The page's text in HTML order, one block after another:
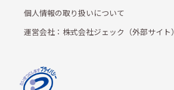
個人情報の取り扱いについて
運営会社：株式会社ジェック（外部サイト）